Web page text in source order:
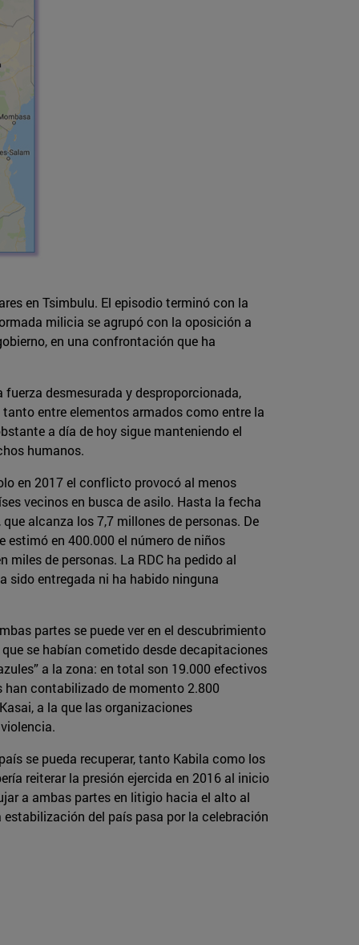
en Tsimbulu. El episodio terminó con la
milicia se agrupó con la oposición a
en una confrontación que ha
desmesurada y desproporcionada,
tanto entre elementos armados como entre la
a día de hoy sigue manteniendo el
humanos.
en 2017 el conflicto provocó al menos
vecinos en busca de asilo. Hasta la fecha
alcanza los 7,7 millones de personas. De
estimó en 400.000 el número de niños
de personas. La RDC ha pedido al
sido entregada ni ha habido ninguna
partes se puede ver en el descubrimiento
se habían cometido desde decapitaciones
a la zona: en total son 19.000 efectivos
contabilizado de momento 2.800
a la que las organizaciones
se pueda recuperar, tanto Kabila como los
reiterar la presión ejercida en 2016 al inicio
a ambas partes en litigio hacia el alto al
del país pasa por la celebración